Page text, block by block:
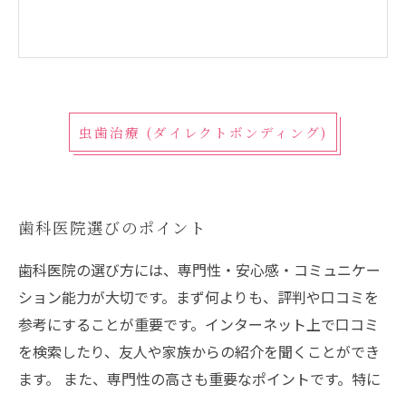
虫歯治療 (ダイレクトボンディング)
歯科医院選びのポイント
歯科医院の選び方には、専門性・安心感・コミュニケー
ション能力が大切です。まず何よりも、評判や口コミを
参考にすることが重要です。インターネット上で口コミ
を検索したり、友人や家族からの紹介を聞くことができ
ます。 また、専門性の高さも重要なポイントです。特に